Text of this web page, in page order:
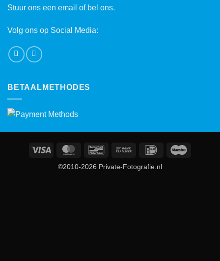
Stuur ons een email of bel ons.
Volg ons op Social Media:
BETAALMETHODES
Visa MasterCardBancontactBank
IDeal
©2010-2026 Private-Fotografie.nl